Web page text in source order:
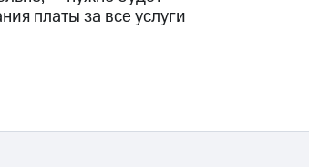
платы за все услуги